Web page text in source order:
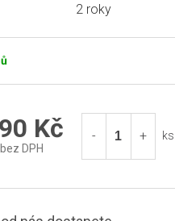
2 roky
Kč
DPH
ks